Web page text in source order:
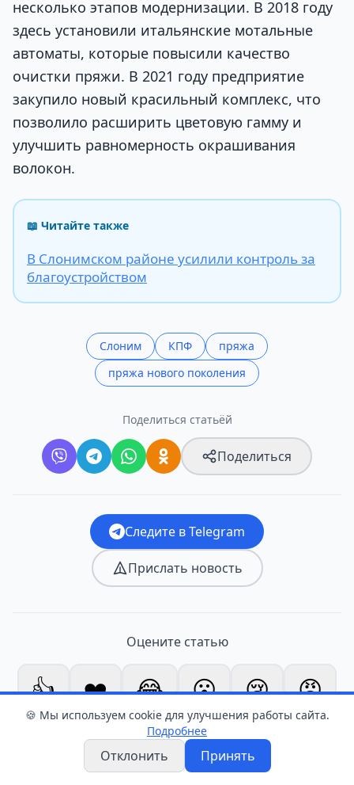
несколько этапов модернизации. В 2018 году
здесь установили итальянские мотальные
автоматы, которые повысили качество
очистки пряжи. В 2021 году предприятие
закупило новый красильный комплекс, что
позволило расширить цветовую гамму и
улучшить равномерность окрашивания
волокон.
📖 Читайте также
В Слонимском районе усилили контроль за
благоустройством
Слоним КПФ
пряжа
пряжа нового поколения
Поделиться статьёй
Поделиться
Следите в Telegram
Прислать новость
Оцените статью
👍
0
❤️
0
😂
0
😮
0
😢
0
😡
0
🍪 Мы используем cookie для улучшения работы сайта.
Подробнее
Отклонить Принять